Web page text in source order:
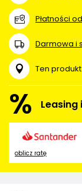
Płatności
Darmowa i
Ten
% Leasing
oblicz ratę